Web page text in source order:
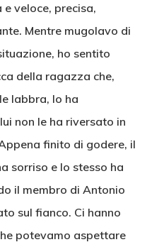
veloce, precisa,
Mentre mugolavo di
ho sentito
della ragazza che,
labbra, lo ha
non le ha riversato in
finito di godere, il
sorriso e lo stesso ha
il membro di Antonio
sul fianco. Ci hanno
potevamo aspettare